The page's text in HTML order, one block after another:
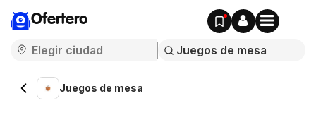
Ofertero
Juegos de mesa